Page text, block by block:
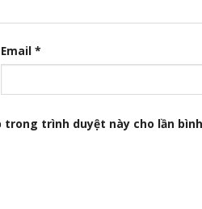
Email *
trình duyệt này cho lần